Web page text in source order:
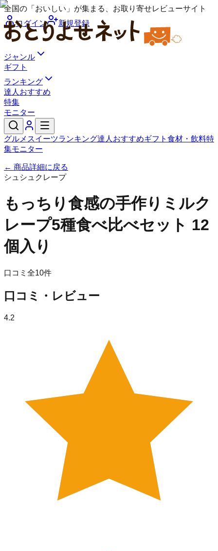
全国の「おいしい」が集まる、お取り寄せレビューサイト
ログイン
新規登録
ジャンル
ギフト
ランキング
達人おすすめ
特集
モニター
グルメ スイーツランキング達人おすすめギフト 食材・飲料特
集モニター
← 商品詳細に戻る
シュシュクレープ
もっちり食感の手作りミルク
レープ5種食べ比べセット 12
個入り
口コミ全10件
口コミ・レビュー
4.2